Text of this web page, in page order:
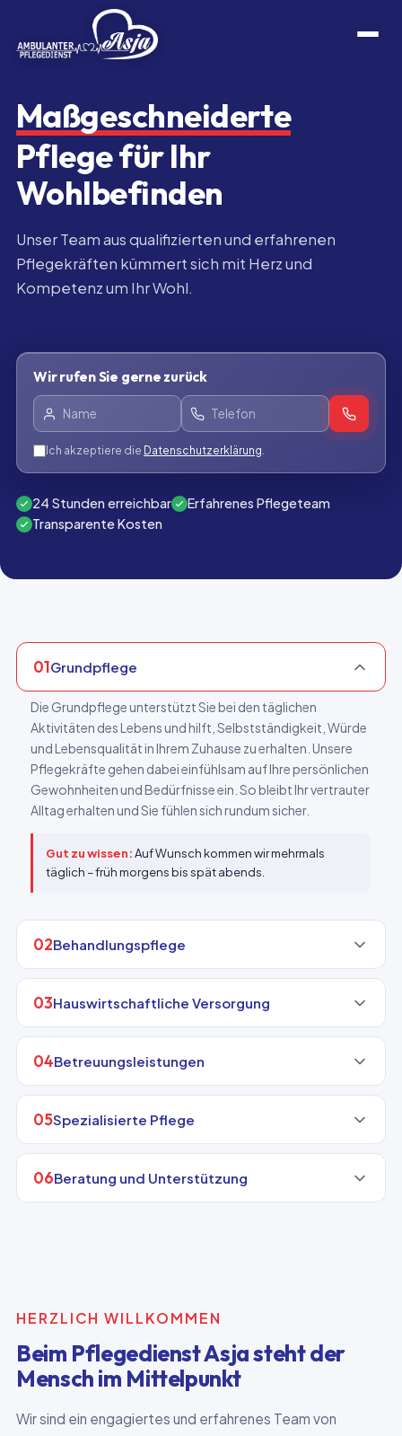
Maßgeschneiderte
Pflegefür Ihr
Wohlbefinden
Unser Team aus qualifizierten und erfahrenen
Pflegekräften kümmert sich mit Herz und
Kompetenz um Ihr Wohl.
Wir rufen Sie gerne zurück
Ich akzeptiere die Datenschutzerklärung.
24 Stunden erreichbar
Erfahrenes Pflegeteam
Transparente Kosten
01Grundpflege
Die Grundpflege unterstützt Sie bei den täglichen
Aktivitäten des Lebens und hilft, Selbstständigkeit, Würde
und Lebensqualität in Ihrem Zuhause zu erhalten. Unsere
Pflegekräfte gehen dabei einfühlsam auf Ihre persönlichen
Gewohnheiten und Bedürfnisse ein. So bleibt Ihr vertrauter
Alltag erhalten und Sie fühlen sich rundum sicher.
Gut zu wissen:Auf Wunsch kommen wir mehrmals
täglich – früh morgens bis spät abends.
02Behandlungspflege
03Hauswirtschaftliche Versorgung
04Betreuungsleistungen
05Spezialisierte Pflege
06Beratung und Unterstützung
HERZLICH WILLKOMMEN
Beim Pflegedienst Asja steht der
Mensch im Mittelpunkt
Wir sind ein engagiertes und erfahrenes Team von